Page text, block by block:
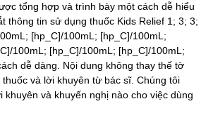
tổng hợp và trình bày một cách dễ hiểu
thông tin sử dụng thuốc Kids Relief 1; 3; 3;
[hp_C]/100mL; [hp_C]/100mL;
100mL; [hp_C]/100mL; [hp_C]/100mL;
dễ dàng. Nội dung không thay thế tờ
và lời khuyên từ bác sĩ. Chúng tôi
khuyên và khuyến nghị nào cho việc dùng